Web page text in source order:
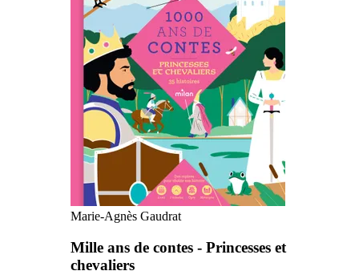
Marie-Agnès Gaudrat
Mille ans de contes - Princesses et
chevaliers